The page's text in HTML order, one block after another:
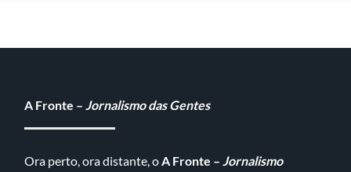
A Fronte – Jornalismo das Gentes
Ora perto, ora distante, oA Fronte – Jornalismo